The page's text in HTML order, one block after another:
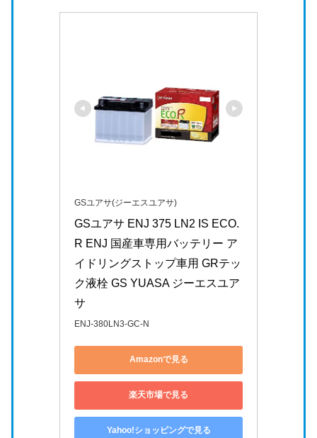
GSユアサ(ジーエスユアサ)
GSユアサ ENJ 375 LN2 IS ECO.
R ENJ 国産車専用バッテリー ア
イドリングストップ車用 GRテッ
ク液栓 GS YUASA ジーエスユア
サ
ENJ-380LN3-GC-N
Amazonで見る
楽天市場で見る
Yahoo!ショッピングで見る